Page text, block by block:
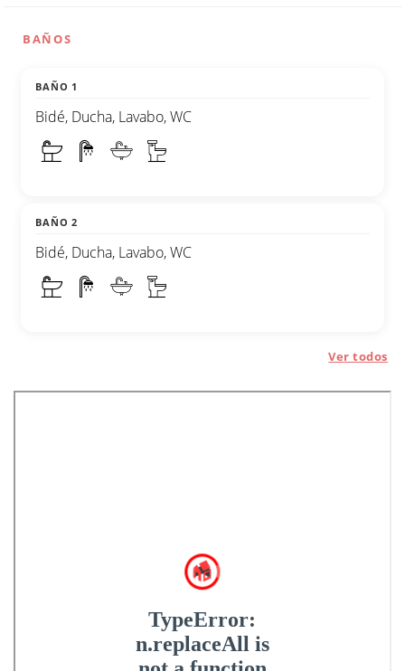
BAÑOS
BAÑO 1
Bidé, Ducha, Lavabo, WC
BAÑO 2
Bidé, Ducha, Lavabo, WC
Ver todos